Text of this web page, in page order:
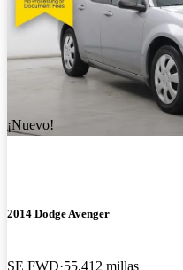
¡Nuevo!
2014 Dodge Avenger
SE FWD 55,412 millas